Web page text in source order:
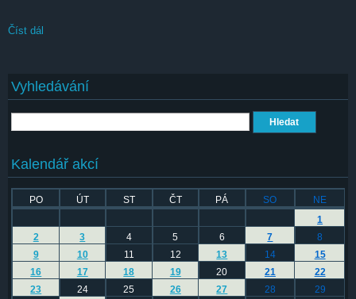
Číst dál
Vyhledávání
Kalendář akcí
PO ÚT ST ČT PÁ SO
NE
1
2
3 4 5 6 7
8
9
10 11 12 13 14
15
16
17 18 19 20 21
22
23
24 25 26 27 28
29